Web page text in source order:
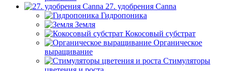
27. удобрения Canna
Гидропоника
Земля
Кокосовый субстрат
Органическое
выращивание
Стимуляторы